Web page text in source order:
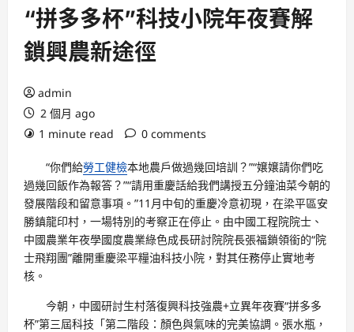
“拼多多杯”科技小院年夜賽解
鎖興農新途徑
admin
2 個月 ago
1 minute read
0 comments
“你們給勞工健檢本地農戶做過幾回培訓？”“嬢嬢請你們吃
過幾回飯作為報答？”“請用重慶話給我們講授五分鐘油菜今朝的
發展階段和留意事項。”11月中旬的重慶冷意初現，在梁平區安
勝鎮龍印村，一場特別的考察正在停止。由中國工程院院士、
中國農業年夜學國度農業綠色成長研討院院長張福鎖領銜的“院
士飛翔團”離開重慶梁平糧油科技小院，對其任務停止實地考
核。
今朝，中國研討生村落復興科技強農+立異年夜賽“拼多多
杯”第三屆科技「第二階段：顏色與氣味的完美協調。張水瓶，